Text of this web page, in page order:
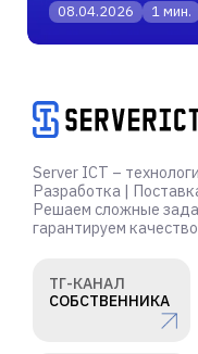
08.04.2026 1 мин.
Server ICT –
Разработка |
Решаем сложные
гарантируем
ТГ-КАНАЛ
СОБСТВЕННИКА